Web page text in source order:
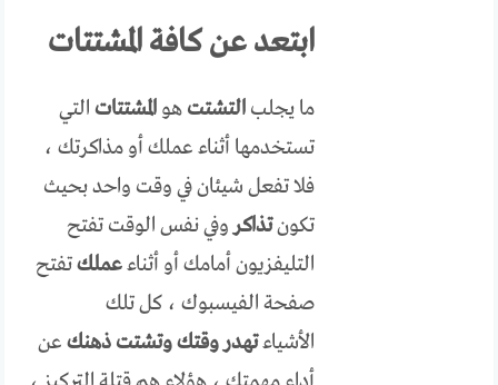
ابتعد عن كافة المشتتات
ما يجلب التشتت هو المشتتاتالتي
تستخدمها أثناء عملك أو مذاكرتك ،
فلا تفعل شيئان في وقت واحد بحيث
تكونتذاكروفي نفس الوقت تفتح
التليفزيون أمامك أو أثناءعملكتفتح
صفحة الفيسبوك ، كل تلك
الأشياءتهدر وقتكوتشتت ذهنكعن